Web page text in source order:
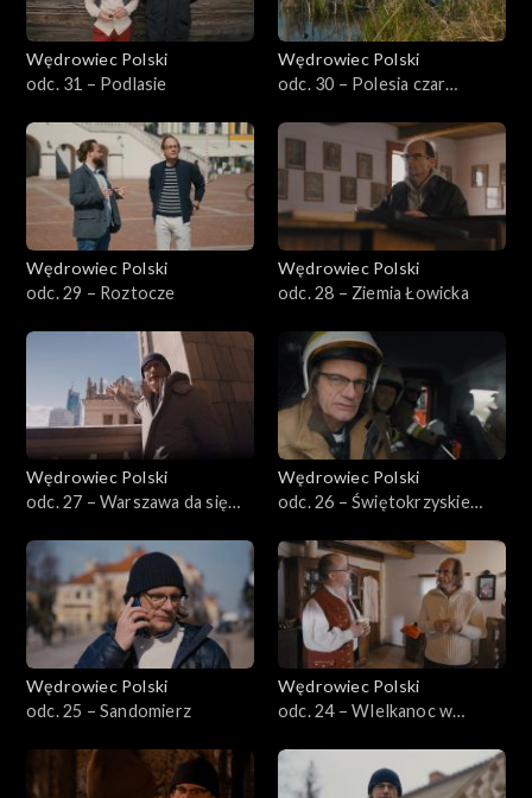
Wędrowiec Polski
odc. 31 – Podlasie
Wędrowiec Polski
odc. 30 – Polesia czar…
Wędrowiec Polski
odc. 29 – Roztocze
Wędrowiec Polski
odc. 28 – Ziemia Łowicka
Wędrowiec Polski
odc. 27 – Warszawa da się
Wędrowiec Polski
odc. 26 – Świętokrzyskie
Wędrowiec Polski
odc. 25 – Sandomierz
Wędrowiec Polski
odc. 24 – WIelkanoc w